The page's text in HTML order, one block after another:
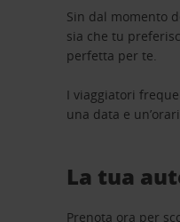
Sin dal momento
sia che tu
perfetta per te.
I viaggiatori
una data e
La tua
Prenota ora per